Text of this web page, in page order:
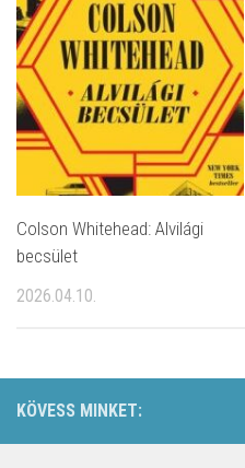
Colson Whitehead: Alvilági
becsület
2026.04.10.
KÖVESS MINKET: